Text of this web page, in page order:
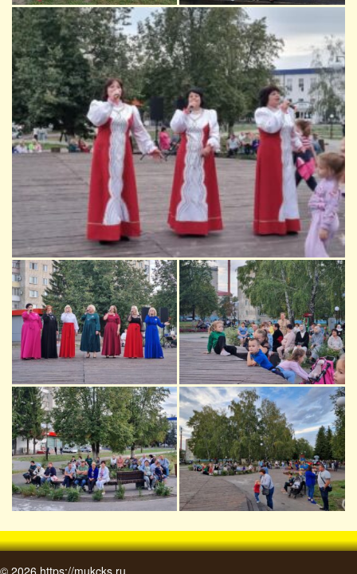
© 2026 https://mukcks.ru